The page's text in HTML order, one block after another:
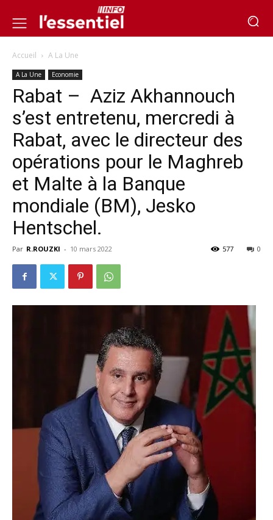
Accueil A La Une
A La Une Economie
Rabat – Aziz Akhannouch
s’est entretenu, mercredi à
Rabat, avec le directeur des
opérations pour le Maghreb
et Malte à la Banque
mondiale (BM), Jesko
Hentschel.
Par R.ROUZKI - 10 mars 2022 0
577